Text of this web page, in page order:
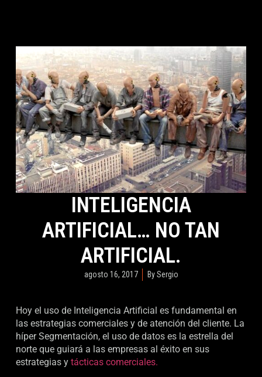
INTELIGENCIA
ARTIFICIAL… NO TAN
ARTIFICIAL.
agosto 16, 2017 BySergio
Hoy el uso de Inteligencia Artificial es fundamental en
las estrategias comerciales y de atención del cliente. La
híper Segmentación, el uso de datos es la estrella del
norte que guiará a las empresas al éxito en sus
estrategias y tácticas comerciales.